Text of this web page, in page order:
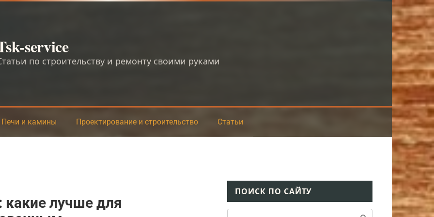
service
по строительству и ремонту своими руками
Печи и камины Проектирование и строительство Статьи
какие лучше для
ПОИСК ПО САЙТУ